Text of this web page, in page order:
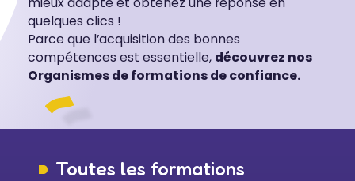
quelques clics !
Parce que l’acquisition des bonnes
compétences est essentielle, découvrez nos
Organismes de formations de confiance.
Toutes les formations